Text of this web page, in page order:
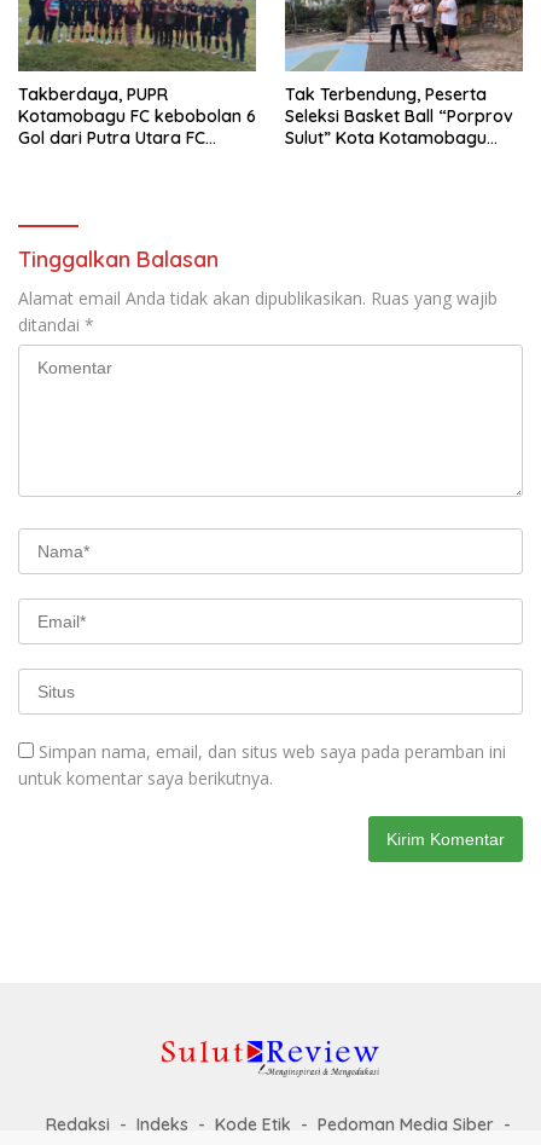
Takberdaya, PUPR
Kotamobagu FC kebobolan 6
Gol dari Putra Utara FC
Tak Terbendung, Peserta
Seleksi Basket Ball “Porprov
Sulut” Kota Kotamobagu
Tinggalkan Balasan
Alamat email Anda tidak akan dipublikasikan. Ruas yang wajib
ditandai *
Simpan nama, email, dan situs web saya pada peramban ini
untuk komentar saya berikutnya.
Redaksi Indeks Kode Etik
Pedoman Media Siber